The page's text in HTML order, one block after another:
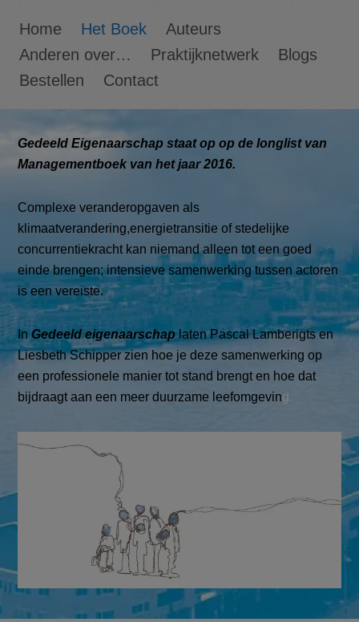
Home Het Boek
Auteurs
Anderen over…
Praktijknetwerk
Blogs
Bestellen
Contact
Gedeeld Eigenaarschap staat op op de longlist van
Managementboek van het jaar 2016.
Complexe veranderopgaven als
klimaatverandering,energietransitie of stedelijke
concurrentiekracht kan niemand alleen tot een goed
einde brengen; intensieve samenwerking tussen actoren
is een vereiste.
InGedeeld eigenaarschap laten Pascal Lamberigts en
Liesbeth Schipper zien hoe je deze samenwerking op
een professionele manier tot stand brengt en hoe dat
bijdraagt aan een meer duurzame leefomgeving.